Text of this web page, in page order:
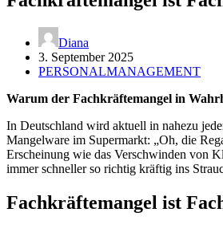
Diana
3. September 2025
PERSONALMANAGEMENT
Warum der Fachkräftemangel in
In Deutschland wird aktuell in nahezu
Mangelware im Supermarkt: „Oh, die
Erscheinung wie das Verschwinden von
immer schneller so richtig kräftig ins
Fachkräftemangel ist